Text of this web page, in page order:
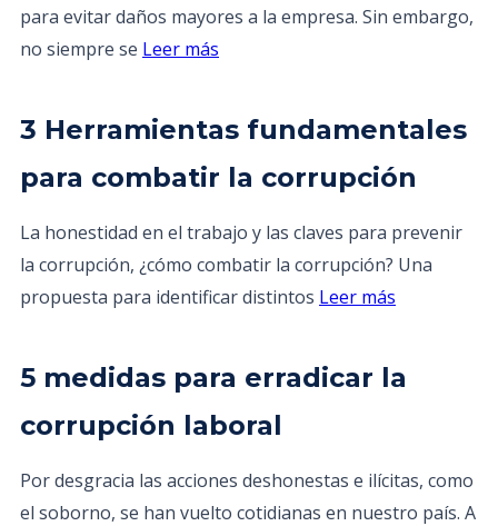
para evitar daños mayores a la empresa. Sin embargo,
no siempre se Leer más
3 Herramientas fundamentales
para combatir la corrupción
La honestidad en el trabajo y las claves para prevenir
la corrupción, ¿cómo combatir la corrupción? Una
propuesta para identificar distintos Leer más
5 medidas para erradicar la
corrupción laboral
Por desgracia las acciones deshonestas e ilícitas, como
el soborno, se han vuelto cotidianas en nuestro país. A